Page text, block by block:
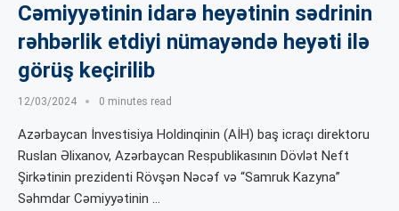
Cəmiyyətinin idarə heyətinin sədrinin
rəhbərlik etdiyi nümayəndə heyəti ilə
görüş keçirilib
12/03/2024 0 minutes read
Azərbaycan İnvestisiya Holdinqinin (AİH) baş icraçı direktoru
Ruslan Əlixanov, Azərbaycan Respublikasının Dövlət Neft
Şirkətinin prezidenti Rövşən Nəcəf və “Samruk Kazyna”
Səhmdar Cəmiyyətinin …